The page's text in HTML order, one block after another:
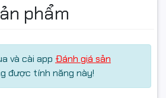
phẩm
và cài app Đánh giá sản
được tính năng này!